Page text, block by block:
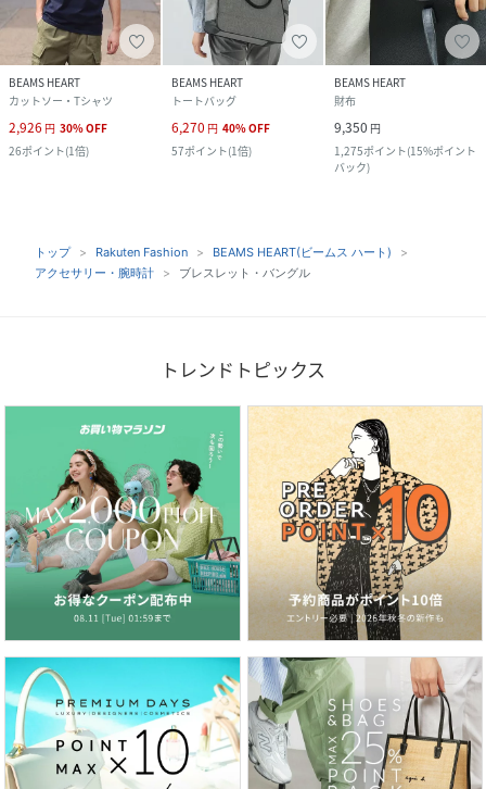
BEAMS HEART
カットソー・Tシャツ
2,926 円 30%OFF
26ポイント(1倍)
BEAMS HEART
トートバッグ
6,270 円 40%OFF
57ポイント(1倍)
BEAMS HEART
財布
9,350 円
1,275ポイント(15%ポイント
バック)
トップ Rakuten Fashion
BEAMS HEART(ビームス ハート)
アクセサリー・腕時計
ブレスレット・バングル
トレンドトピックス